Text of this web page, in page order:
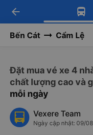
Tải app
Nhận ưu
Tải app
-30k/ghế
arrow_back
Bến Cát Cẩm Lệ
Đặt mua vé xe 4
chất lượng cao và
mỗi ngày
Vexere Team
Ngày cập nhật: 09/